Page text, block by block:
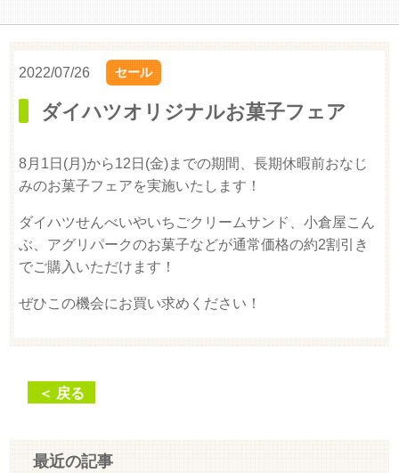
2022/07/26 セール
ダイハツオリジナルお菓子フェア
8月1日(月)から12日(金)までの期間、長期休暇前おなじ
みのお菓子フェアを実施いたします！
ダイハツせんべいやいちごクリームサンド、小倉屋こん
ぶ、アグリパークのお菓子などが通常価格の約2割引き
でご購入いただけます！
ぜひこの機会にお買い求めください！
＜ 戻る
最近の記事